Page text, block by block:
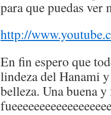
para que puedas ver
http://
En fin espero que
lindeza del Hanami
belleza. Una buena